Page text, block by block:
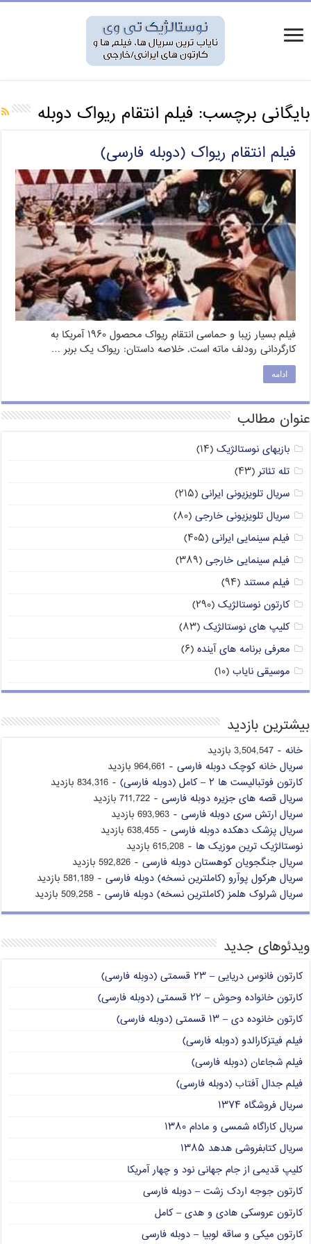
بایگانی برچسب: فیلم انتقام ریواک دوبله
فیلم انتقام ریواک (دوبله فارسی)
فیلم بسیار زیبا و حماسی انتقام ریواک محصول ۱۹۶۰ آمریکا به
کارگردانی رودلف ماته است. خلاصه داستان: ریواک یک بربر …
ادامه
عنوان مطالب
بازیهای نوستالژیک (۱۴)
تله تئاتر(۴۳)
سریال تلویزیونی ایرانی (۲۱۵)
سریال تلویزیونی خارجی (۸۰)
فیلم سینمایی ایرانی (۴۰۵)
فیلم سینمایی خارجی (۳۸۹)
فیلم مستند (۹۴)
کارتون نوستالژیک (۲۹۰)
کلیپ های نوستالژیک (۸۳)
معرفی برنامه های آینده (۶)
موسیقی نایاب (۱۰)
بیشترین بازدید
خانه - 3,504,547 بازدید
سریال خانه کوچک دوبله فارسی - 964,661 بازدید
کارتون فوتبالیست ها ۲ – کامل (دوبله فارسی)
- 834,316 بازدید
سریال قصه های جزیره دوبله فارسی - 711,722 بازدید
سریال ارتش سری دوبله فارسی - 693,963 بازدید
سریال پزشک دهکده دوبله فارسی - 638,455 بازدید
نوستالژیک ترین موزیک ها - 615,208 بازدید
سریال جنگجویان کوهستان دوبله فارسی - 592,826 بازدید
سریال هرکول پوآرو (کاملترین نسخه) دوبله فارسی - 581,189 بازدید
سریال شرلوک هلمز (کاملترین نسخه) دوبله فارسی - 509,258 بازدید
ویدئوهای جدید
کارتون فانوس دریایی – ۲۳ قسمتی (دوبله فارسی)
کارتون خانواده وحوش – ۲۲ قسمتی (دوبله فارسی)
کارتون خانوده دی – ۱۳ قسمتی (دوبله فارسی)
فیلم فیتزکارالدو (دوبله فارسی)
فیلم شجاعان (دوبله فارسی)
فیلم جدال آفتاب (دوبله فارسی)
سریال فروشگاه ۱۳۷۴
سریال کاراگاه شمسی و مادام ۱۳۸۰
سریال کتابفروشی هدهد ۱۳۸۵
کلیپ قدیمی از جام جهانی نود و چهار آمریکا
کارتون جوجه اردک زشت – دوبله فارسی
کارتون عروسکی هادی و هدی – کامل
کارتون میکی و ساقه لوبیا – دوبله فارسی